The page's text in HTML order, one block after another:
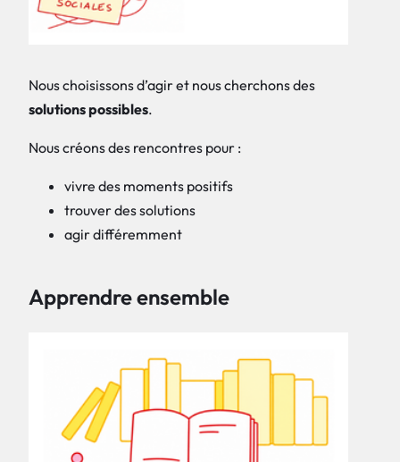
Nous choisissons d’agir et nous cherchons des
solutions possibles.
Nous créons des rencontres pour :
vivre des moments positifs
trouver des solutions
agir différemment
Apprendre ensemble